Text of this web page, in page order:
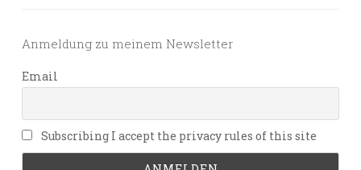
Anmeldung zu meinem Newsletter
Email
Subscribing I accept the privacy rules of this site